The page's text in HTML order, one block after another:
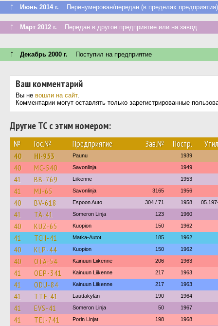
↑ Июнь 2014 г. Перенумерован/передан (в пределах предприятия)
↑ Март 2012 г. Передан в другое предприятие или на завод
↑ Декабрь 2000 г. Поступил на предприятие
Ваш комментарий
Вы не вошли на сайт.
Комментарии могут оставлять только зарегистрированные
Другие ТС с этим номером:
№ Гос.№ Предприятие Зав.№ Постр.
40 HI-953 Paunu 1939
40 MC-540 Savonlinja 1949
41 BB-769 Liikenne 1953
41 MJ-65 Savonlinja 3165 1956
40 BV-618 Espoon Auto 304 / 71 1958
41 TÄ-41 Someron Linja 123 1960
40 KUZ-65 Kuopion 150 1962
41 TCH-41 Matka-Autot 185 1962
40 KLP-44 Kuopion 150 1962
40 OTA-54 Kainuun Liikenne 206 1963
41 OEP-341 Kainuun Liikenne 217 1963
41 ODU-84 Kainuun Liikenne 217 1963
41 TTF-41 Lauttakylän 190 1964
41 EVS-41 Someron Linja 50 1967
41 TEJ-741 Porin Linjat 198 1968